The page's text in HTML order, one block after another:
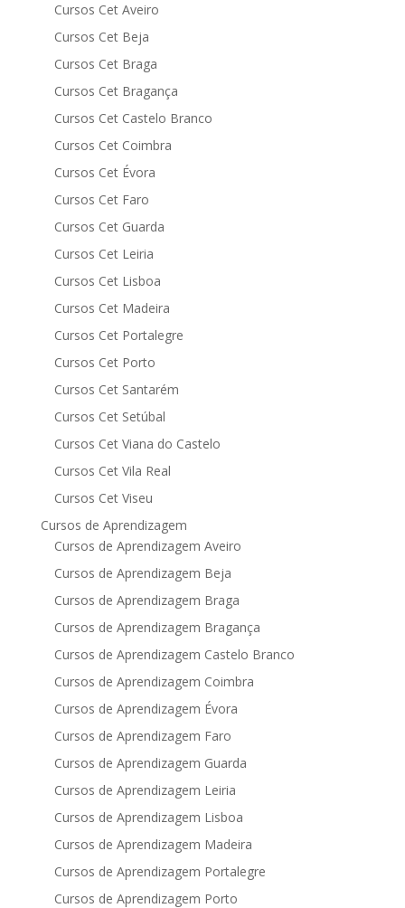
Cursos Cet Aveiro
Cursos Cet Beja
Cursos Cet Braga
Cursos Cet Bragança
Cursos Cet Castelo Branco
Cursos Cet Coimbra
Cursos Cet Évora
Cursos Cet Faro
Cursos Cet Guarda
Cursos Cet Leiria
Cursos Cet Lisboa
Cursos Cet Madeira
Cursos Cet Portalegre
Cursos Cet Porto
Cursos Cet Santarém
Cursos Cet Setúbal
Cursos Cet Viana do Castelo
Cursos Cet Vila Real
Cursos Cet Viseu
Cursos de Aprendizagem
Cursos de Aprendizagem Aveiro
Cursos de Aprendizagem Beja
Cursos de Aprendizagem Braga
Cursos de Aprendizagem Bragança
Cursos de Aprendizagem Castelo Branco
Cursos de Aprendizagem Coimbra
Cursos de Aprendizagem Évora
Cursos de Aprendizagem Faro
Cursos de Aprendizagem Guarda
Cursos de Aprendizagem Leiria
Cursos de Aprendizagem Lisboa
Cursos de Aprendizagem Madeira
Cursos de Aprendizagem Portalegre
Cursos de Aprendizagem Porto